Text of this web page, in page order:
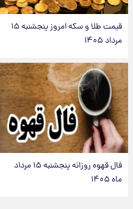
قیمت طلا و سکه امروز پنجشنبه ۱۵
مرداد ۱۴۰۵
فال قهوه روزانه پنجشنبه ۱۵ مرداد
ماه ۱۴۰۵